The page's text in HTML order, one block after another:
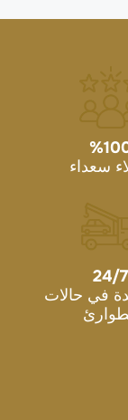
%
سعداء
24/7
في حالات